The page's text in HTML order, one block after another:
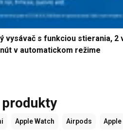
vysávač s funkciou stierania,
v automatickom režime
Apple Watch Airpods Apple